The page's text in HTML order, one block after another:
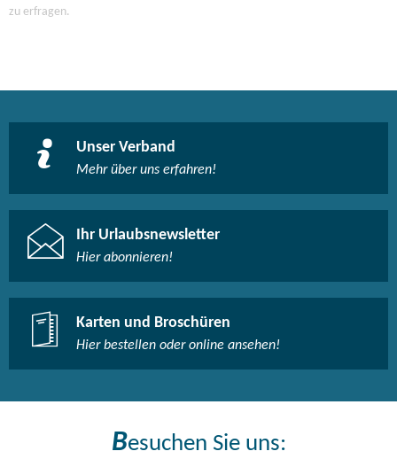
zu erfragen.
Unser Verband
Mehr über uns erfahren!
Ihr Urlaubsnewsletter
Hier abonnieren!
Karten und Broschüren
Hier bestellen oder online ansehen!
Besuchen Sie uns: